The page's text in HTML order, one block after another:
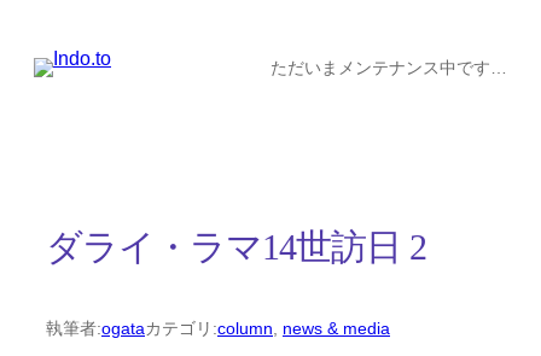
ただいまメンテナンス中です…
ダライ・ラマ14世訪日 2
執筆者:ogataカテゴリ:column, news & media